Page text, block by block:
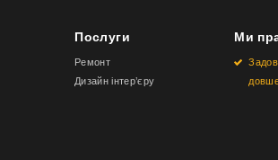
Послуги
Ремонт
Дизайн інтер’єру
Ми